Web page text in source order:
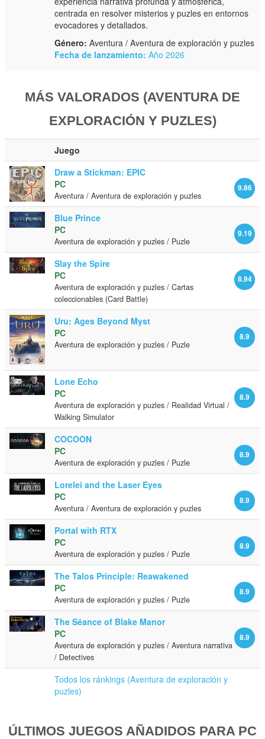
centrada en resolver misterios y puzles en entornos
evocadores y detallados.
Género: Aventura / Aventura de exploración y puzles
Fecha de lanzamiento: Año 2026
MÁS VALORADOS (AVENTURA DE
EXPLORACIÓN Y PUZLES)
Juego
Draw a Stickman: EPIC
9.86
PC
Aventura / Aventura de exploración y puzles
Blue Prince
9.19
PC
Aventura de exploración y puzles / Puzle
Slay the Spire
8.94
PC
Aventura de exploración y puzles / Cartas
coleccionables (Card Battle)
Uru: Ages Beyond Myst
8.9
PC
Aventura de exploración y puzles / Puzle
Lone Echo
8.9
PC
Aventura de exploración y puzles / Realidad Virtual /
Walking Simulator
COCOON
8.9
PC
Aventura de exploración y puzles / Puzle
Lorelei and the Laser Eyes
8.9
PC
Aventura / Aventura de exploración y puzles
Portal with RTX
8.9
PC
Aventura de exploración y puzles / Puzle
The Talos Principle: Reawakened
8.9
PC
Aventura de exploración y puzles / Puzle
The Séance of Blake Manor
8.9
PC
Aventura de exploración y puzles / Aventura narrativa
/ Detectives
Todos los ránkings (Aventura de exploración y
puzles)
ÚLTIMOS JUEGOS AÑADIDOS PARA PC